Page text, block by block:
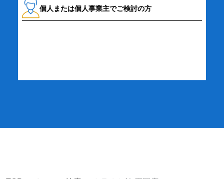
個人または個人事業主でご検討の方